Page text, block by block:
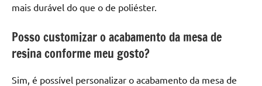
mais durável do que o de poliéster.
Posso customizar o acabamento da mesa de
resina conforme meu gosto?
Sim, é possível personalizar o acabamento da mesa de